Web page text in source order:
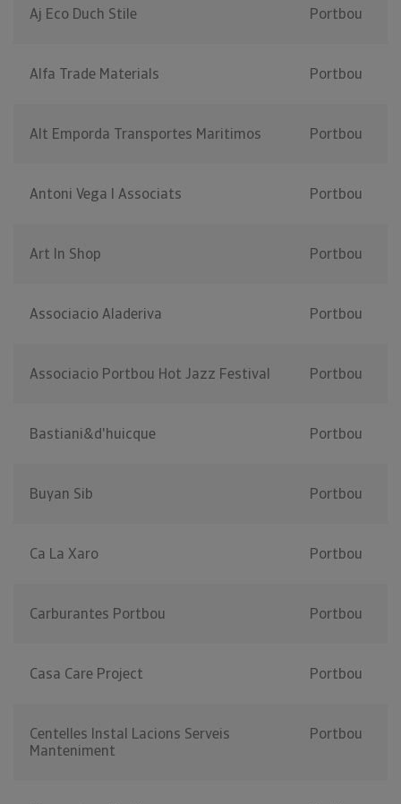
Aj Eco Duch Stile Portbou
Alfa Trade Materials Portbou
Alt Emporda Transportes Maritimos Portbou
Antoni Vega I Associats Portbou
Art In Shop Portbou
Associacio Aladeriva Portbou
Associacio Portbou Hot Jazz Festival Portbou
Bastiani&d'huicque Portbou
Buyan Sib Portbou
Ca La Xaro Portbou
Carburantes Portbou Portbou
Casa Care Project Portbou
Centelles Instal Lacions Serveis
Manteniment
Portbou